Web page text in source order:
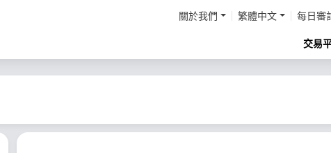
關於我們 繁體中文 每日審
交易